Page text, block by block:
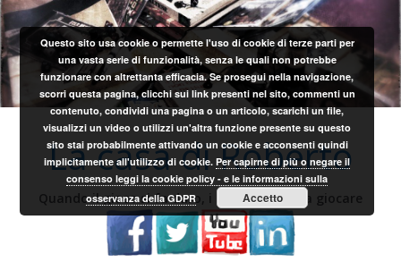
Salta
al
contenuto
La casa di Roberto
Quando il gioco si fa duro, i sardi iniziano a giocare
Questo sito usa cookie o permette l'uso di cookie di terze parti per
una vasta serie di funzionalità, senza le quali non potrebbe
funzionare con altrettanta efficacia. Se prosegui nella navigazione,
scorri questa pagina, clicchi sui link presenti nel sito, commenti un
contenuto, condividi una pagina o un articolo, scarichi un file,
visualizzi un video o utilizzi un'altra funzione presente su questo
sito stai probabilmente attivando un cookie e acconsenti quindi
implicitamente all'utilizzo di cookie.Per capirne di più o negare il
consenso leggi la cookie policy - e le informazioni sulla
osservanza della GDPR
Accetto